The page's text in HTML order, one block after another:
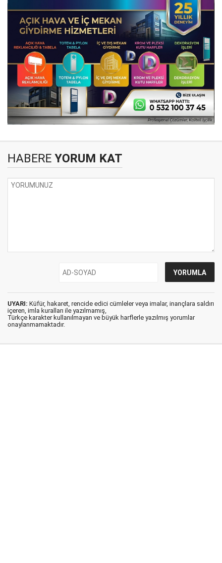
HABERE YORUM KAT
UYARI: Küfür, hakaret, rencide edici cümleler veya imalar, inançlara saldırı
içeren, imla kuralları ile yazılmamış,
Türkçe karakter kullanılmayan ve büyük harflerle yazılmış yorumlar
onaylanmamaktadır.